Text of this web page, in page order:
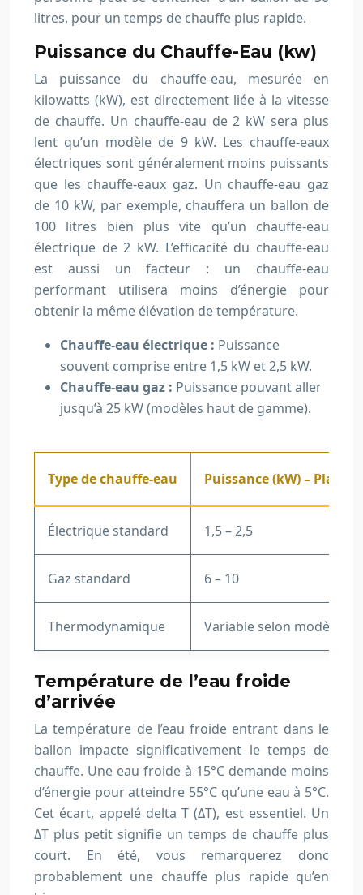
litres, pour un temps de chauffe plus rapide.
Puissance du Chauffe-Eau (kw)
La puissance du chauffe-eau, mesurée en
kilowatts (kW), est directement liée à la vitesse
de chauffe. Un chauffe-eau de 2 kW sera plus
lent qu’un modèle de 9 kW. Les chauffe-eaux
électriques sont généralement moins puissants
que les chauffe-eaux gaz. Un chauffe-eau gaz
de 10 kW, par exemple, chauffera un ballon de
100 litres bien plus vite qu’un chauffe-eau
électrique de 2 kW. L’efficacité du chauffe-eau
est aussi un facteur : un chauffe-eau
performant utilisera moins d’énergie pour
obtenir la même élévation de température.
Chauffe-eau électrique : Puissance
souvent comprise entre 1,5 kW et 2,5 kW.
Chauffe-eau gaz : Puissance pouvant aller
jusqu’à 25 kW (modèles haut de gamme).
Type de chauffe-eau Puissance (kW) – Plage
Électrique standard 1,5 – 2,5
Gaz standard 6 – 10
Thermodynamique Variable selon modèle
Température de l’eau froide
d’arrivée
La température de l’eau froide entrant dans le
ballon impacte significativement le temps de
chauffe. Une eau froide à 15°C demande moins
d’énergie pour atteindre 55°C qu’une eau à 5°C.
Cet écart, appelé delta T (ΔT), est essentiel. Un
ΔT plus petit signifie un temps de chauffe plus
court. En été, vous remarquerez donc
probablement une chauffe plus rapide qu’en